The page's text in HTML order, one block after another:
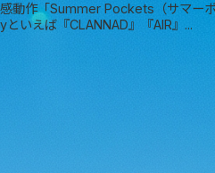
作「Summer Pockets（サマー
いえば『CLANNAD』『AIR』...